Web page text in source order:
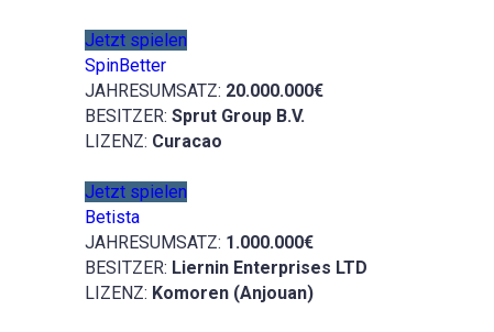
Jetzt spielen
SpinBetter
JAHRESUMSATZ: 20.000.000€
BESITZER: Sprut Group B.V.
LIZENZ: Curacao
Jetzt spielen
Betista
JAHRESUMSATZ: 1.000.000€
BESITZER: Liernin Enterprises LTD
LIZENZ: Komoren (Anjouan)